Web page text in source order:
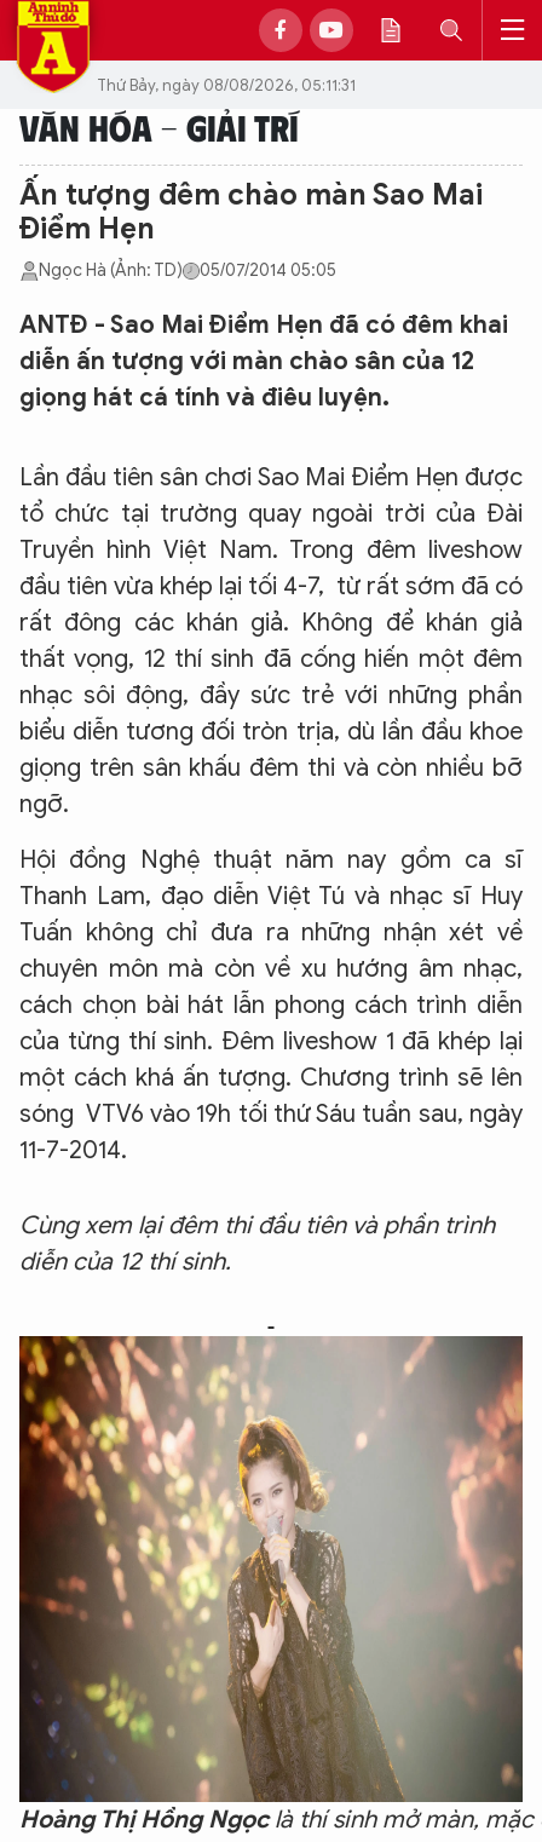
Thứ Bảy, ngày 08/08/2026, 05:11:31
VĂN HÓA - GIẢI TRÍ
Ấn tượng đêm chào màn Sao Mai
Điểm Hẹn
Ngọc Hà (Ảnh: TD) 05/07/2014 05:05
ANTĐ - Sao Mai Điểm Hẹn đã có đêm khai
diễn ấn tượng với màn chào sân của 12
giọng hát cá tính và điêu luyện.
Lần đầu tiên sân chơi Sao Mai Điểm Hẹn được
tổ chức tại trường quay ngoài trời của Đài
Truyền hình Việt Nam. Trong đêm liveshow
đầu tiên vừa khép lại tối 4-7, từ rất sớm đã có
rất đông các khán giả. Không để khán giả
thất vọng, 12 thí sinh đã cống hiến một đêm
nhạc sôi động, đầy sức trẻ với những phần
biểu diễn tương đối tròn trịa, dù lần đầu khoe
giọng trên sân khấu đêm thi và còn nhiều bỡ
ngỡ.
Hội đồng Nghệ thuật năm nay gồm ca sĩ
Thanh Lam, đạo diễn Việt Tú và nhạc sĩ Huy
Tuấn không chỉ đưa ra những nhận xét về
chuyên môn mà còn về xu hướng âm nhạc,
cách chọn bài hát lẫn phong cách trình diễn
của từng thí sinh. Đêm liveshow 1 đã khép lại
một cách khá ấn tượng. Chương trình sẽ lên
sóng VTV6 vào 19h tối thứ Sáu tuần sau, ngày
11-7-2014.
Cùng xem lại đêm thi đầu tiên và phần trình
diễn của 12 thí sinh.
Hoàng Thị Hồng Ngọc là thí sinh mở màn,